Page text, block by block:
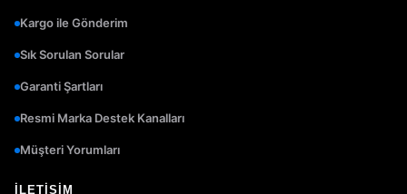
Kargo ile Gönderim
Sık Sorulan Sorular
Garanti Şartları
Resmi Marka Destek Kanalları
Müşteri Yorumları
İLETIŞIM